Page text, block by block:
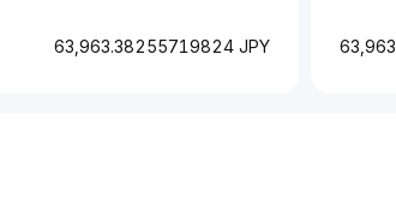
63,963.38255719824 JPY